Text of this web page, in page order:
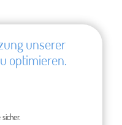
unserer
optimieren.